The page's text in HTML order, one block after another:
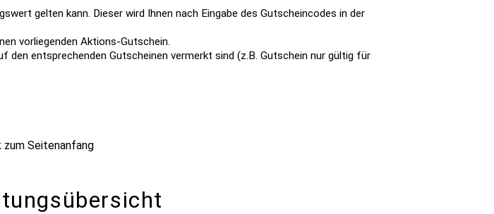
gelten kann. Dieser wird Ihnen nach Eingabe des Gutscheincodes in der
vorliegenden Aktions-Gutschein.
den entsprechenden Gutscheinen vermerkt sind (z.B. Gutschein nur gültig für
zum Seitenanfang